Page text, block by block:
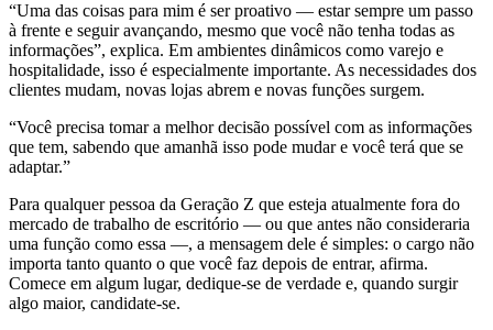
“Uma das coisas para mim é ser proativo — estar sempre um passo
à frente e seguir avançando, mesmo que você não tenha todas as
informações”, explica. Em ambientes dinâmicos como varejo e
hospitalidade, isso é especialmente importante. As necessidades dos
clientes mudam, novas lojas abrem e novas funções surgem.
“Você precisa tomar a melhor decisão possível com as informações
que tem, sabendo que amanhã isso pode mudar e você terá que se
adaptar.”
Para qualquer pessoa da Geração Z que esteja atualmente fora do
mercado de trabalho de escritório — ou que antes não consideraria
uma função como essa —, a mensagem dele é simples: o cargo não
importa tanto quanto o que você faz depois de entrar, afirma.
Comece em algum lugar, dedique-se de verdade e, quando surgir
algo maior, candidate-se.